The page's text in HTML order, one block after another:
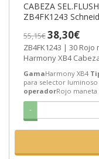
CABEZA
ZB4FK1243
55,15€38,30€
ZB4FK1243 | 30
Harmony XB4
GamaHarmony XB4
para selector luminoso
operadorRojo maneta
-